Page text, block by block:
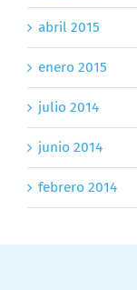
abril 2015
enero 2015
julio 2014
junio 2014
febrero 2014